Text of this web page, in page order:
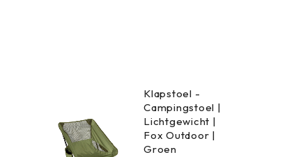
Klapstoel -
Campingstoel |
Lichtgewicht |
Fox Outdoor |
Groen